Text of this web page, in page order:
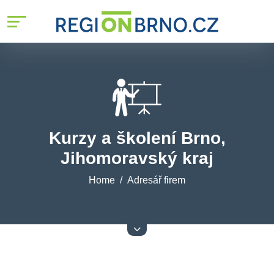
Kurzy a školení Brno,
Jihomoravský kraj
Home Adresář firem